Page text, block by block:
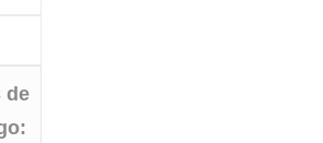
de